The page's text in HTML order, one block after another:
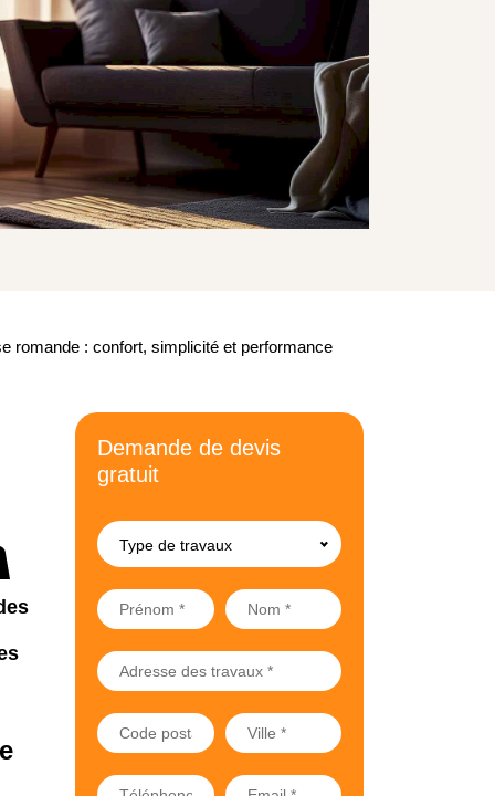
romande : confort, simplicité et performance
Demande de devis
gratuit
Type de travaux